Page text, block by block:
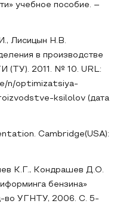
учебное пособие. –
Лисицын Н.В.
в производстве
(ТУ). 2011. № 10. URL:
n/optimizatsiya-
ksilolov (дата
Cambridge(USA):
К.Г., Кондрашев Д.О.
бензина»
во УГНТУ, 2006. С. 5-